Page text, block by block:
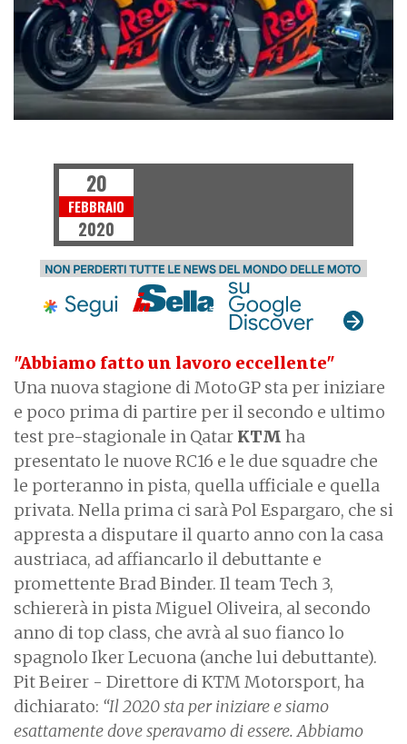
"Abbiamo fatto un lavoro eccellente"
Una nuova stagione di MotoGP sta per iniziare
e poco prima di partire per il secondo e ultimo
test pre-stagionale in Qatar KTM ha
presentato le nuove RC16 e le due squadre che
le porteranno in pista, quella ufficiale e quella
privata. Nella prima ci sarà Pol Espargaro, che si
appresta a disputare il quarto anno con la casa
austriaca, ad affiancarlo il debuttante e
promettente Brad Binder. Il team Tech 3,
schiererà in pista Miguel Oliveira, al secondo
anno di top class, che avrà al suo fianco lo
spagnolo Iker Lecuona (anche lui debuttante).
Pit Beirer - Direttore di KTM Motorsport, ha
dichiarato: “Il 2020 sta per iniziare e siamo
esattamente dove speravamo di essere. Abbiamo
20
FEBBRAIO
2020